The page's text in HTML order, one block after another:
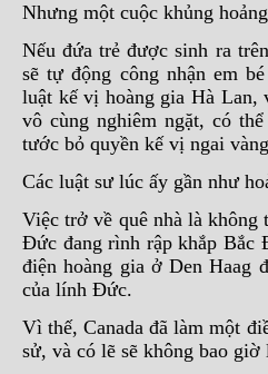
Nhưng một cuộc khủng
Nếu đứa trẻ được sinh ra
sẽ tự động công nhận em
luật kế vị hoàng gia Hà Lan,
vô cùng nghiêm ngặt, có
tước bỏ quyền kế vị ngai
Các luật sư lúc ấy gần như
Việc trở về quê nhà là không
Đức đang rình rập khắp Bắc
điện hoàng gia ở Den Haag
của lính Đức.
Vì thế, Canada đã làm một
sử, và có lẽ sẽ không bao giờ